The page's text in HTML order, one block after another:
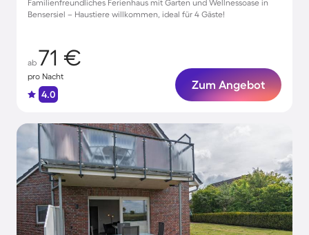
Familienfreundliches Ferienhaus mit Garten und Wellnessoase in
Bensersiel – Haustiere willkommen, ideal für 4 Gäste!
ab 71 €
pro Nacht
4.0
Zum Angebot